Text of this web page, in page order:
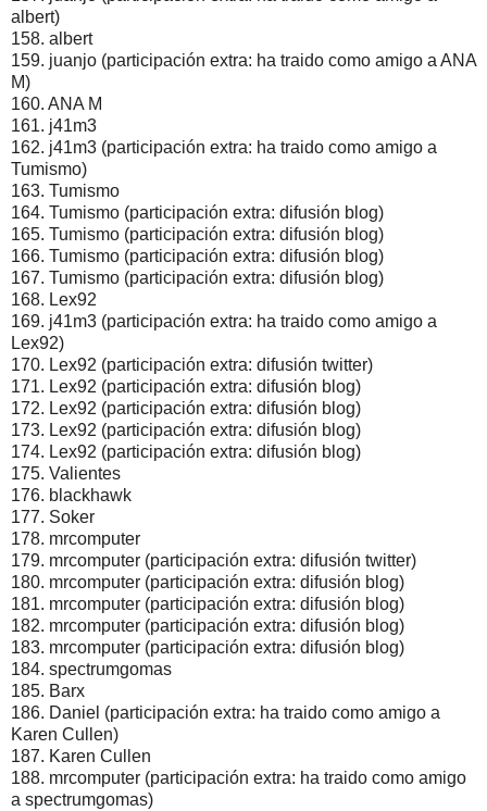
albert)
158. albert
159. juanjo (participación extra: ha traido como amigo a ANA
M)
160. ANA M
161. j41m3
162. j41m3 (participación extra: ha traido como amigo a
Tumismo)
163. Tumismo
164. Tumismo (participación extra: difusión blog)
165. Tumismo (participación extra: difusión blog)
166. Tumismo (participación extra: difusión blog)
167. Tumismo (participación extra: difusión blog)
168. Lex92
169. j41m3 (participación extra: ha traido como amigo a
Lex92)
170. Lex92 (participación extra: difusión twitter)
171. Lex92 (participación extra: difusión blog)
172. Lex92 (participación extra: difusión blog)
173. Lex92 (participación extra: difusión blog)
174. Lex92 (participación extra: difusión blog)
175. Valientes
176. blackhawk
177. Soker
178. mrcomputer
179. mrcomputer (participación extra: difusión twitter)
180. mrcomputer (participación extra: difusión blog)
181. mrcomputer (participación extra: difusión blog)
182. mrcomputer (participación extra: difusión blog)
183. mrcomputer (participación extra: difusión blog)
184. spectrumgomas
185. Barx
186. Daniel (participación extra: ha traido como amigo a
Karen Cullen)
187. Karen Cullen
188. mrcomputer (participación extra: ha traido como amigo
a spectrumgomas)